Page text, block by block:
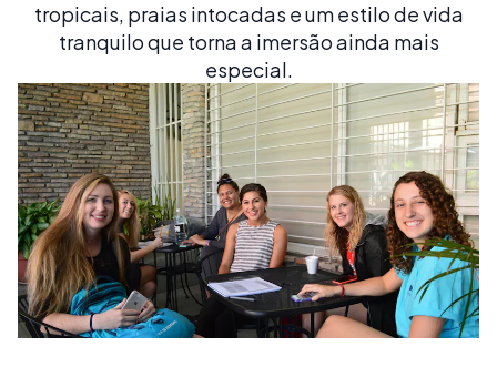
tropicais, praias intocadas e um estilo de vida
tranquilo que torna a imersão ainda mais
especial.